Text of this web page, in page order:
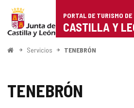
Portal
de
Turismo
Castilla
PORTAL DE TURISMO DE
CASTILLA Y
InicioServicios TENEBRÓN
TENEBRÓN